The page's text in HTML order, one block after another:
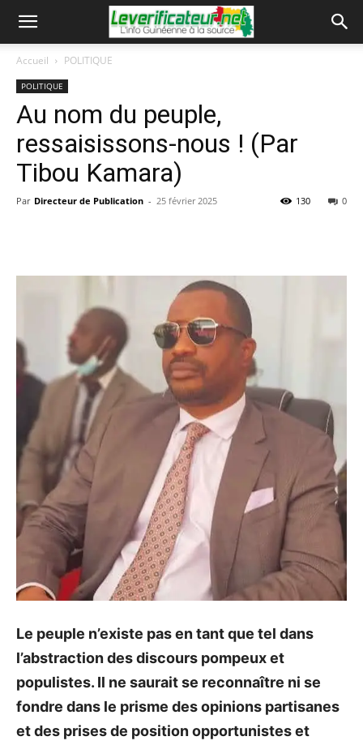
Accueil POLITIQUE
POLITIQUE
Au nom du peuple,
ressaisissons-nous ! (Par
Tibou Kamara)
Par Directeur de Publication - 25 février 2025 0
130
Le peuple n’existe pas en tant que tel dans
l’abstraction des discours pompeux et
populistes. Il ne saurait se reconnaître ni se
fondre dans le prisme des opinions partisanes
et des prises de position opportunistes et